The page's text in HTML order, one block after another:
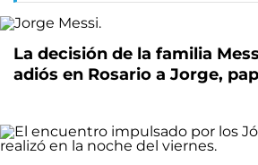
La decisión de la familia
adiós en Rosario a Jorge,